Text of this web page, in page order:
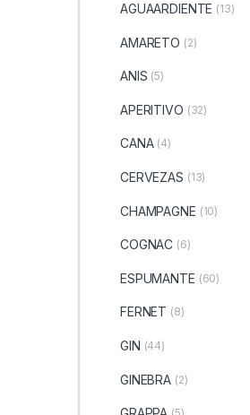
AGUAARDIENTE (13)
AMARETO (2)
ANIS (5)
APERITIVO (32)
CANA (4)
CERVEZAS (13)
CHAMPAGNE (10)
COGNAC (6)
ESPUMANTE (60)
FERNET (8)
GIN (44)
GINEBRA (2)